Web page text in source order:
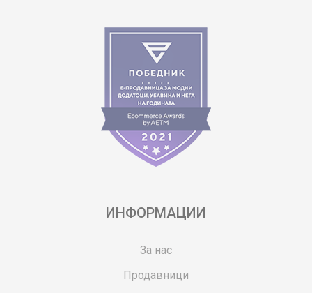
ИНФОРМАЦИИ
За нас
Продавници